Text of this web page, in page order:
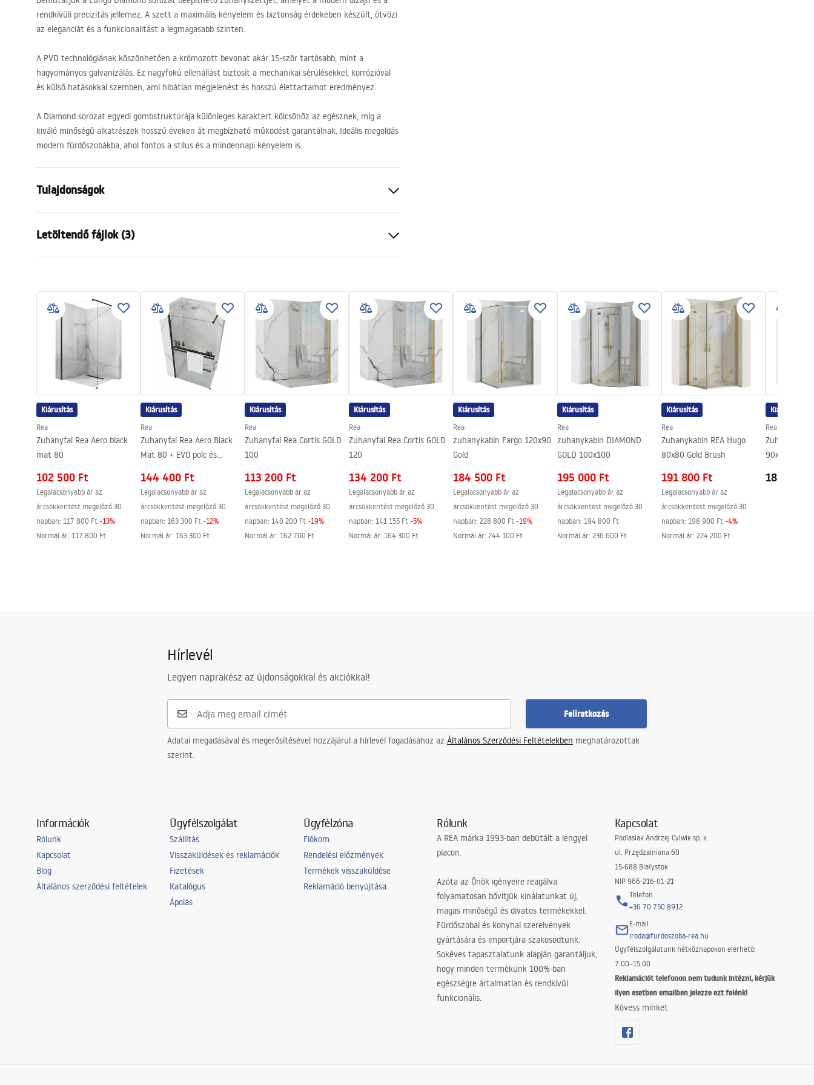
rendkívüli precizitás jellemez. A szett a maximális kényelem és biztonság érdekében készült, ötvözi
az eleganciát és a funkcionalitást a legmagasabb szinten.
A PVD technológiának köszönhetően a krómozott bevonat akár 15-ször tartósabb, mint a
hagyományos galvanizálás. Ez nagyfokú ellenállást biztosít a mechanikai sérülésekkel, korrózióval
és külső hatásokkal szemben, ami hibátlan megjelenést és hosszú élettartamot eredményez.
A Diamond sorozat egyedi gombstruktúrája különleges karaktert kölcsönöz az egésznek, míg a
kiváló minőségű alkatrészek hosszú éveken át megbízható működést garantálnak. Ideális megoldás
modern fürdőszobákba, ahol fontos a stílus és a mindennapi kényelem is.
Tulajdonságok
Anyag
Csaptelep típusa
Termosztátos
Magasságállítás
Kádkifolyó
Nyomásszabályozás
Anti-Calc rendszer
Bevonási technológia
Chrome plating
Garancia
24 Hónap
Letöltendő fájlok (3)
Safety_Information_Shower_set.p
df
Warranty_Terms_and_Conditions_
Faucets_-_5.pdf
Összeszerelési útmutató
shower_set.pdf
Kiárusítás
Rea
Zuhanyfal Rea Aero black
mat 80
102 500 Ft
Legalacsonyabb ár az
árcsökkentést megelőző 30
napban: 117 800 Ft -13%
Normál ár: 117 800 Ft
Kiárusítás
Rea
Zuhanyfal Rea Aero Black
Mat 80 + EVO polc és
144 400 Ft
Legalacsonyabb ár az
árcsökkentést megelőző 30
napban: 163 300 Ft -12%
Normál ár: 163 300 Ft
Kiárusítás
Rea
Zuhanyfal Rea Cortis GOLD
100
113 200 Ft
Legalacsonyabb ár az
árcsökkentést megelőző 30
napban: 140 200 Ft -19%
Normál ár: 162 700 Ft
Kiárusítás
Rea
Zuhanyfal Rea Cortis GOLD
120
134 200 Ft
Legalacsonyabb ár az
árcsökkentést megelőző 30
napban: 141 155 Ft -5%
Normál ár: 164 300 Ft
Kiárusítás
Rea
zuhanykabin Fargo 120x90
Gold
184 500 Ft
Legalacsonyabb ár az
árcsökkentést megelőző 30
napban: 228 800 Ft -19%
Normál ár: 244 100 Ft
Kiárusítás
Rea
zuhanykabin DIAMOND
GOLD 100x100
195 000 Ft
Legalacsonyabb ár az
árcsökkentést megelőző 30
napban: 194 800 Ft
Normál ár: 236 600 Ft
Kiárusítás
Rea
Zuhanykabin REA Hugo
80x80 Gold Brush
191 800 Ft
Legalacsonyabb ár az
árcsökkentést megelőző 30
napban: 198 900 Ft -4%
Normál ár: 224 200 Ft
Kiárusítás
Rea
Zuhanykabin
90x90 Gold
188 700
Hírlevél
Legyen naprakész az újdonságokkal és akciókkal!
Feliratkozás
Adatai megadásával és megerősítésével hozzájárul a hírlevél fogadásához az Általános Szerződési Feltételekben meghatározottak
szerint.
Információk
Rólunk
Kapcsolat
Blog
Általános szerződési feltételek
Ügyfélszolgálat
Szállítás
Visszaküldések és reklamációk
Fizetések
Katalógus
Ápolás
Ügyfélzóna
Fiókom
Rendelési előzmények
Termékek visszaküldése
Reklamáció benyújtása
Rólunk
A REA márka 1993-ban debütált a lengyel
piacon.
Azóta az Önök igényeire reagálva
folyamatosan bővítjük kínálatunkat új,
magas minőségű és divatos termékekkel.
Fürdőszobai és konyhai szerelvények
gyártására és importjára szakosodtunk.
Sokéves tapasztalatunk alapján garantáljuk,
hogy minden termékünk 100%-ban
egészségre ártalmatlan és rendkívül
funkcionális.
Kapcsolat
Podlasiak Andrzej Cylwik sp. k.
ul. Przędzalniana 60
15-688 Białystok
NIP 966-216-01-21
Telefon
+36 70 750 8912
E-mail
iroda@furdoszoba-rea.hu
Ügyfélszolgálatunk hétköznapokon elérhető:
7:00–15:00
Reklamációt telefonon nem tudunk intézni, kérjük
ilyen esetben emailben jelezze ezt felénk!
Kövess minket